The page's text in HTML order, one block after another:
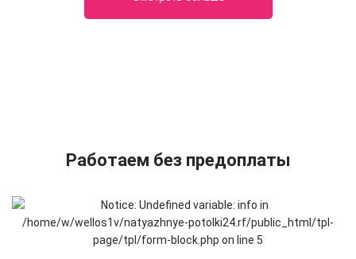
Работаем без предоплаты